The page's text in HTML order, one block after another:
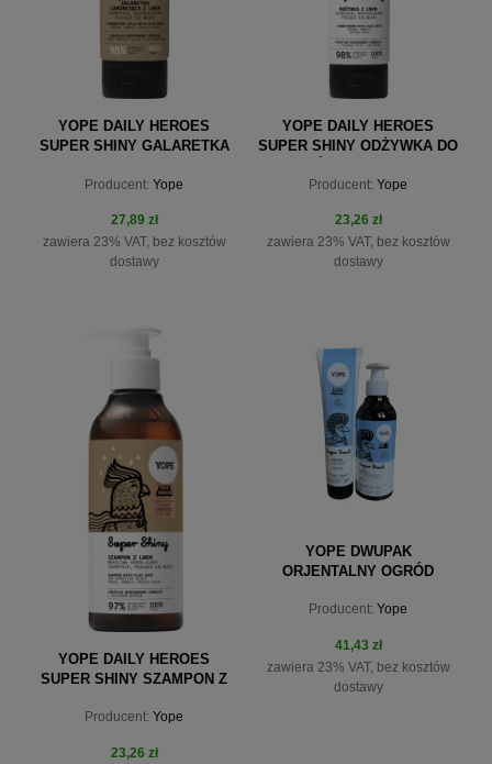
YOPE DAILY HEROES
SUPER SHINY GALARETKA
WŁOSÓW 140ML
Producent: Yope
27,89 zł
zawiera 23% VAT, bez kosztów
dostawy
YOPE DAILY HEROES
SUPER SHINY ODŻYWKA DO
Producent: Yope
23,26 zł
zawiera 23% VAT, bez kosztów
dostawy
do koszyka
YOPE DAILY HEROES
SUPER SHINY SZAMPON Z
Producent: Yope
23,26 zł
YOPE DWUPAK
ORJENTALNY OGRÓD
ODZYWKA 170ML]
Producent: Yope
41,43 zł
zawiera 23% VAT, bez kosztów
dostawy